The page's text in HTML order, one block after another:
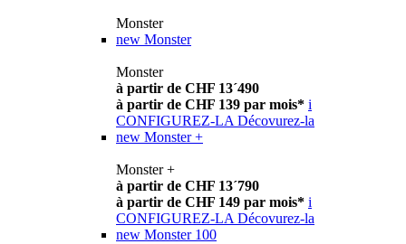
Monster
new Monster
Monster
à partir de CHF 13´490
à partir de CHF 139 par mois* i
CONFIGUREZ-LA Décovurez-la
new Monster +
Monster +
à partir de CHF 13´790
à partir de CHF 149 par mois* i
CONFIGUREZ-LA Décovurez-la
new Monster 100